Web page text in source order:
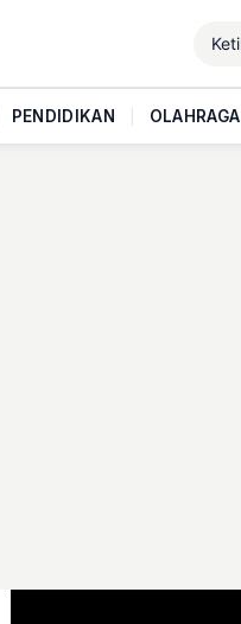
PENDIDIKAN OLAHRAGA